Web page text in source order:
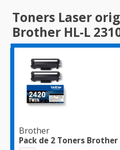
Toners Laser
Brother HL-L
Brother
Pack de 2 Toners